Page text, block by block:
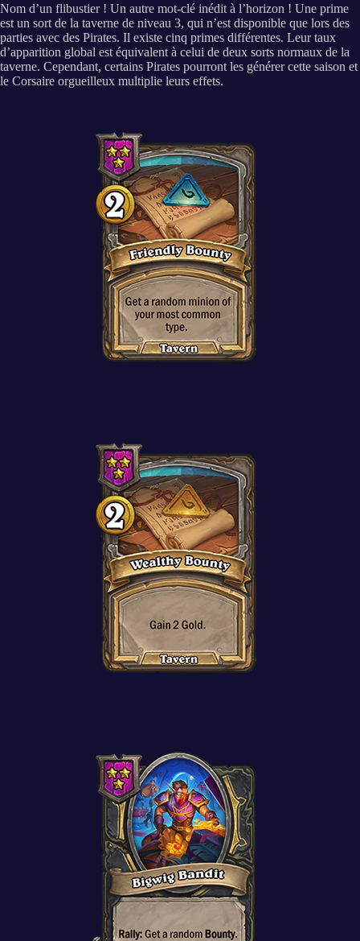
Nom d’un flibustier ! Un autre mot-clé inédit à l’horizon ! Une prime
est un sort de la taverne de niveau 3, qui n’est disponible que lors des
parties avec des Pirates. Il existe cinq primes différentes. Leur taux
d’apparition global est équivalent à celui de deux sorts normaux de la
taverne. Cependant, certains Pirates pourront les générer cette saison et
le Corsaire orgueilleux multiplie leurs effets.